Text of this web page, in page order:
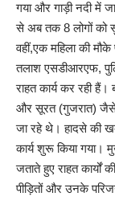
गया और गाड़ी नदी में
से अब तक 8 लोगों को
वहीं,एक महिला की
तलाश एसडीआरएफ,
राहत कार्य कर रही हैं।
और सूरत (गुजरात) जैसे
जा रहे थे। हादसे की
कार्य शुरू किया गया।
जताते हुए राहत कार्यों
पीड़ितों और उनके